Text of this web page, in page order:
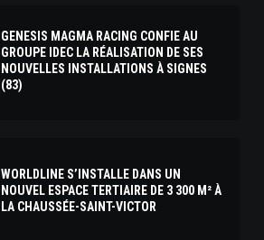
GENESIS MAGMA RACING CONFIE AU
GROUPE IDEC LA RÉALISATION DE SES
NOUVELLES INSTALLATIONS À SIGNES
(83)
WORLDLINE S’INSTALLE DANS UN
NOUVEL ESPACE TERTIAIRE DE 3 300 M² À
LA CHAUSSÉE-SAINT-VICTOR